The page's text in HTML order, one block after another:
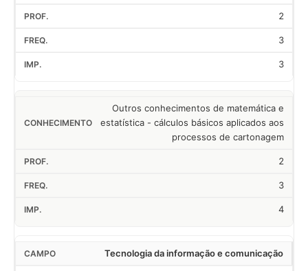
2
3
3
Outros conhecimentos de matemática e
estatística - cálculos básicos aplicados aos
processos de cartonagem
2
3
4
Tecnologia da informação e comunicação